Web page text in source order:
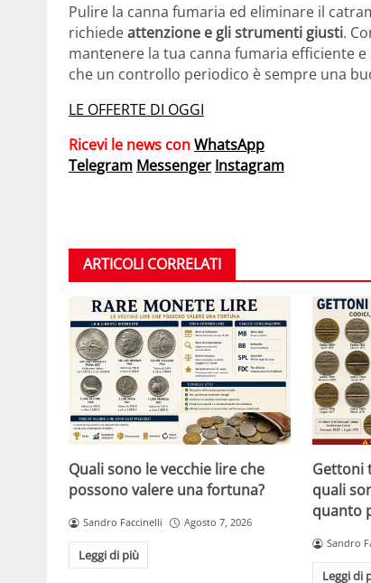
Pulire la canna fumaria ed eliminare il
richiedeattenzione e gli strumenti giusti.
mantenere la tua canna fumaria efficiente
che un controllo periodico è sempre una
LE OFFERTE DI OGGI
Ricevi le news conWhatsApp
Telegram Messenger Instagram
ARTICOLI CORRELATI
Quali sono le vecchie lire che
possono valere una fortuna?
Sandro Faccinelli Agosto 7, 2026
Leggi di più
Gettoni
quali
quanto
Sandro
Leggi di